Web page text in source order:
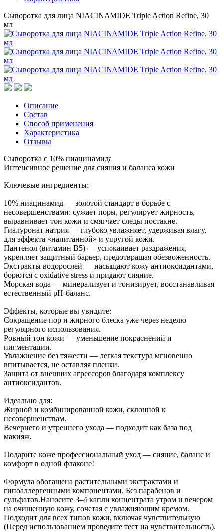
Сыворотка для лица NIACINAMIDE Triple Action Refine, 30
мл
Описание
Состав
Способ применения
Характеристика
Отзывы
Сыворотка с 10% ниацинамида
Интенсивное решение для сияния и баланса кожи
Ключевые ингредиенты:
10% ниацинамид — золотой стандарт в борьбе с
несовершенствами: сужает поры, регулирует жирность,
выравнивает тон кожи и смягчает следы постакне.
Гиалуронат натрия — глубоко увлажняет, удерживая влагу,
для эффекта «напитанной» и упругой кожи.
Пантенол (витамин B5) — успокаивает раздражения,
укрепляет защитный барьер, предотвращая обезвоженность.
Экстракты водорослей — насыщают кожу антиоксидантами,
борются с oxidative stress и придают сияние.
Морская вода — минерализует и тонизирует, восстанавливая
естественный pH-баланс.
Эффекты, которые вы увидите:
Сокращение пор и жирного блеска уже через неделю
регулярного использования.
Ровный тон кожи — уменьшение покраснений и
пигментации.
Увлажнение без тяжести — легкая текстура мгновенно
впитывается, не оставляя пленки.
Защита от внешних агрессоров благодаря комплексу
антиоксидантов.
Идеально для:
Жирной и комбинированной кожи, склонной к
несовершенствам.
Вечернего и утреннего ухода — подходит как база под
макияж.
Подарите коже профессиональный уход — сияние, баланс и
комфорт в одной флаконе!
Формула обогащена растительными экстрактами и
гипоаллергенными компонентами. Без парабенов и
сульфатов.Наносите 3–4 капли концентрата утром и вечером
на очищенную кожу, сочетая с увлажняющим кремом.
Подходит для всех типов кожи, включая чувствительную
(Перед использованием проведите тест на чувствительность).